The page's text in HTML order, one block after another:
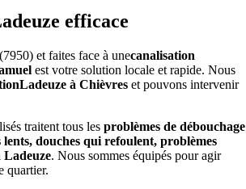
efficace
et faites face à unecanalisation
est votre solution locale et rapide. Nous
à Chièvres et pouvons intervenir
traitent tous les problèmes de débouchage
douches qui refoulent, problèmes
Ladeuze. Nous sommes équipés pour agir
quartier.